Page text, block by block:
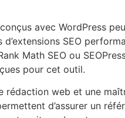
avec WordPress
SEO
Math SEO ou
pour cet outil.
rédaction web et une
d’assurer un